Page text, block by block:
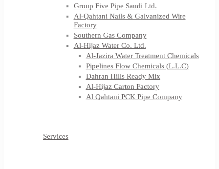
Group Five Pipe Saudi Ltd.
Al-Qahtani Nails & Galvanized Wire
Factory
Southern Gas Company
Al-Hijaz Water Co. Ltd.
Al-Jazira Water Treatment Chemicals
Pipelines Flow Chemicals (L.L.C)
Dahran Hills Ready Mix
Al-Hijaz Carton Factory
Al Qahtani PCK Pipe Company
Services